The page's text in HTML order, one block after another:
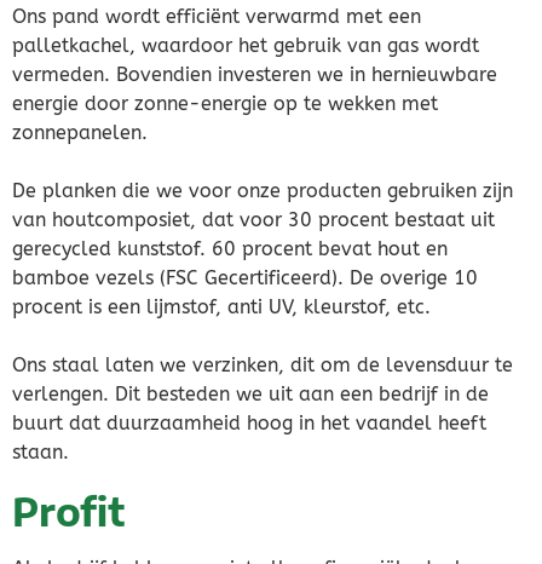
Ons pand wordt efficiënt verwarmd met een
palletkachel, waardoor het gebruik van gas wordt
vermeden. Bovendien investeren we in hernieuwbare
energie door zonne-energie op te wekken met
zonnepanelen.
De planken die we voor onze producten gebruiken zijn
van houtcomposiet, dat voor 30 procent bestaat uit
gerecycled kunststof. 60 procent bevat hout en
bamboe vezels (FSC Gecertificeerd). De overige 10
procent is een lijmstof, anti UV, kleurstof, etc.
Ons staal laten we verzinken, dit om de levensduur te
verlengen. Dit besteden we uit aan een bedrijf in de
buurt dat duurzaamheid hoog in het vaandel heeft
staan.
Profit